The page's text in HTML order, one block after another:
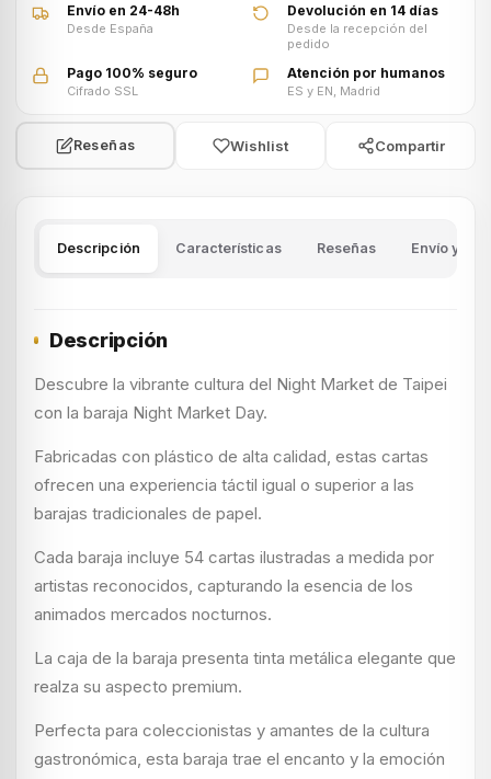
Envío en 24-48h
Desde España
Devolución en 14 días
Desde la recepción del
pedido
Pago 100% seguro
Cifrado SSL
Atención por humanos
ES y EN, Madrid
Reseñas Wishlist Compartir
Descripción Características Reseñas Envío y
Descripción
Descubre la vibrante cultura del Night Market de Taipei
con la baraja Night Market Day.
Fabricadas con plástico de alta calidad, estas cartas
ofrecen una experiencia táctil igual o superior a las
barajas tradicionales de papel.
Cada baraja incluye 54 cartas ilustradas a medida por
artistas reconocidos, capturando la esencia de los
animados mercados nocturnos.
La caja de la baraja presenta tinta metálica elegante que
realza su aspecto premium.
Perfecta para coleccionistas y amantes de la cultura
gastronómica, esta baraja trae el encanto y la emoción